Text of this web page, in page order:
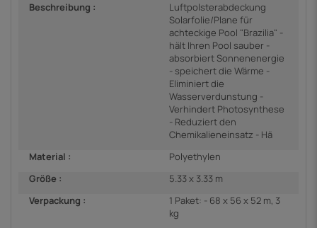
Beschreibung :
Luftpolsterabdeckung
Solarfolie/Plane für
achteckige Pool "Brazilia" -
hält Ihren Pool sauber -
absorbiert Sonnenenergie
- speichert die Wärme -
Eliminiert die
Wasserverdunstung -
Verhindert Photosynthese
- Reduziert den
Chemikalieneinsatz - Hä
Material :
Polyethylen
Größe :
5.33 x 3.33 m
Verpackung :
1 Paket: - 68 x 56 x 52 m, 3
kg